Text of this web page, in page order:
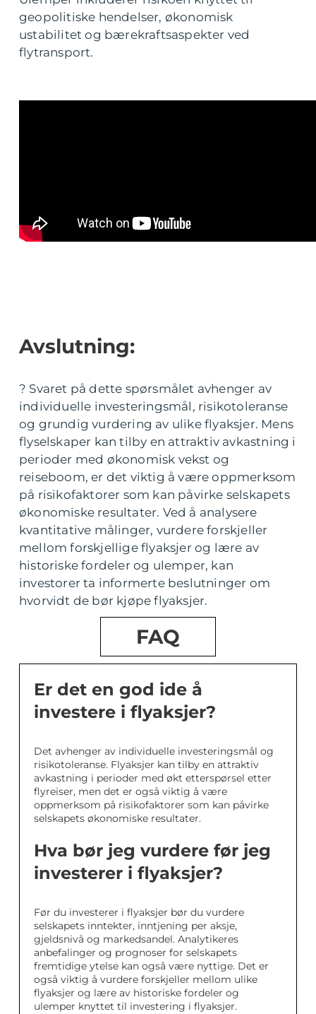
geopolitiske hendelser, økonomisk
ustabilitet og bærekraftsaspekter ved
flytransport.
Avslutning:
? Svaret på dette spørsmålet avhenger av
individuelle investeringsmål, risikotoleranse
og grundig vurdering av ulike flyaksjer. Mens
flyselskaper kan tilby en attraktiv avkastning i
perioder med økonomisk vekst og
reiseboom, er det viktig å være oppmerksom
på risikofaktorer som kan påvirke selskapets
økonomiske resultater. Ved å analysere
kvantitative målinger, vurdere forskjeller
mellom forskjellige flyaksjer og lære av
historiske fordeler og ulemper, kan
investorer ta informerte beslutninger om
hvorvidt de bør kjøpe flyaksjer.
FAQ
Er det en god ide å
investere i flyaksjer?
Det avhenger av individuelle investeringsmål og
risikotoleranse. Flyaksjer kan tilby en attraktiv
avkastning i perioder med økt etterspørsel etter
flyreiser, men det er også viktig å være
oppmerksom på risikofaktorer som kan påvirke
selskapets økonomiske resultater.
Hva bør jeg vurdere før jeg
investerer i flyaksjer?
Før du investerer i flyaksjer bør du vurdere
selskapets inntekter, inntjening per aksje,
gjeldsnivå og markedsandel. Analytikeres
anbefalinger og prognoser for selskapets
fremtidige ytelse kan også være nyttige. Det er
også viktig å vurdere forskjeller mellom ulike
flyaksjer og lære av historiske fordeler og
ulemper knyttet til investering i flyaksjer.